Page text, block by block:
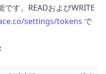
す。READおよびWRITE
settings/tokens で